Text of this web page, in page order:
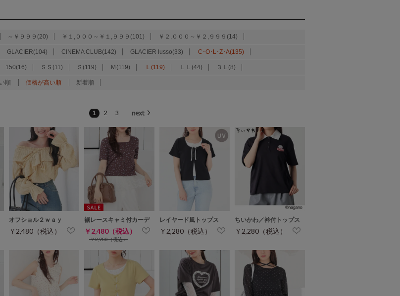
～￥９９９(20) ￥１,０００～￥１,９９９(101) ￥２,０００～￥２,９９９(14)
GLACIER(104) CINEMA CLUB(142) GLACIER lusso(33) C･O･L･Z･A(135)
150(16) ＳＳ(11) Ｓ(119) Ｍ(119) Ｌ(119) ＬＬ(44) ３Ｌ(8)
順 価格が高い順 新着順
1
2 3
オフショル２ｗａｙ
￥2,480（税込）
裾レースキャミ付カーデ
￥2,480（税込）
￥2,980（税込）
レイヤード風トップス
￥2,280（税込）
ちいかわ／衿付トップス
￥2,280（税込）